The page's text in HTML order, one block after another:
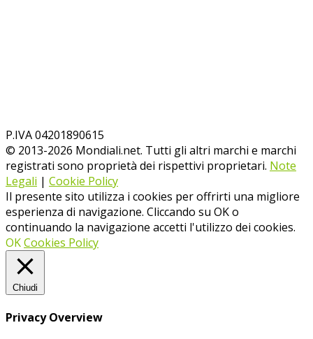
P.IVA 04201890615
© 2013-2026 Mondiali.net. Tutti gli altri marchi e marchi
registrati sono proprietà dei rispettivi proprietari. Note
Legali | Cookie Policy
Il presente sito utilizza i cookies per offrirti una migliore
esperienza di navigazione. Cliccando su OK o
continuando la navigazione accetti l'utilizzo dei cookies.
OKCookies Policy
Chiudi
Privacy Overview